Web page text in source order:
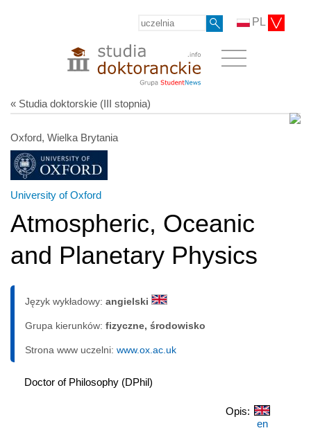
PL
« Studia doktorskie (III stopnia)
Oxford, Wielka Brytania
University of Oxford
Atmospheric, Oceanic
and Planetary Physics
Język wykładowy: angielski
Grupa kierunków: fizyczne, środowisko
Strona www uczelni: www.ox.ac.uk
Doctor of Philosophy (DPhil)
Opis:
en